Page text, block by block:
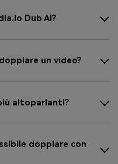
Dub AI?
un video?
altoparlanti?
doppiare con